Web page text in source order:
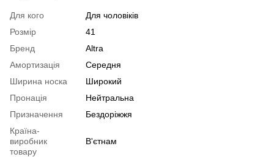
Для кого
Для чоловіків
Розмір
41
Бренд
Altra
Амортизація
Середня
Ширина носка
Широкий
Пронація
Нейтральна
Призначення
Бездоріжжя
Країна-
виробник
товару
В'єтнам